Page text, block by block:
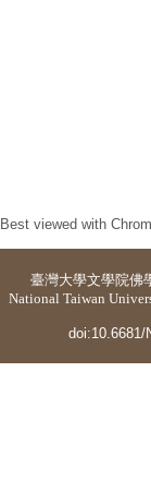
Best viewed with
臺灣大學文學院佛
National Taiwan
doi:10.6681/